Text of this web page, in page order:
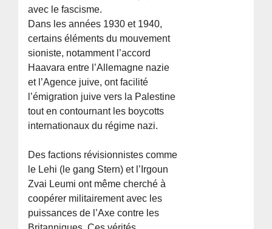
avec le fascisme.
Dans les années 1930 et 1940,
certains éléments du mouvement
sioniste, notamment l’accord
Haavara entre l’Allemagne nazie
et l’Agence juive, ont facilité
l’émigration juive vers la Palestine
tout en contournant les boycotts
internationaux du régime nazi.
Des factions révisionnistes comme
le Lehi (le gang Stern) et l’Irgoun
Zvai Leumi ont même cherché à
coopérer militairement avec les
puissances de l’Axe contre les